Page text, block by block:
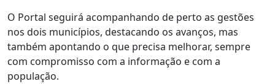
O Portal seguirá acompanhando de perto as gestões
nos dois municípios, destacando os avanços, mas
também apontando o que precisa melhorar, sempre
com compromisso com a informação e com a
população.